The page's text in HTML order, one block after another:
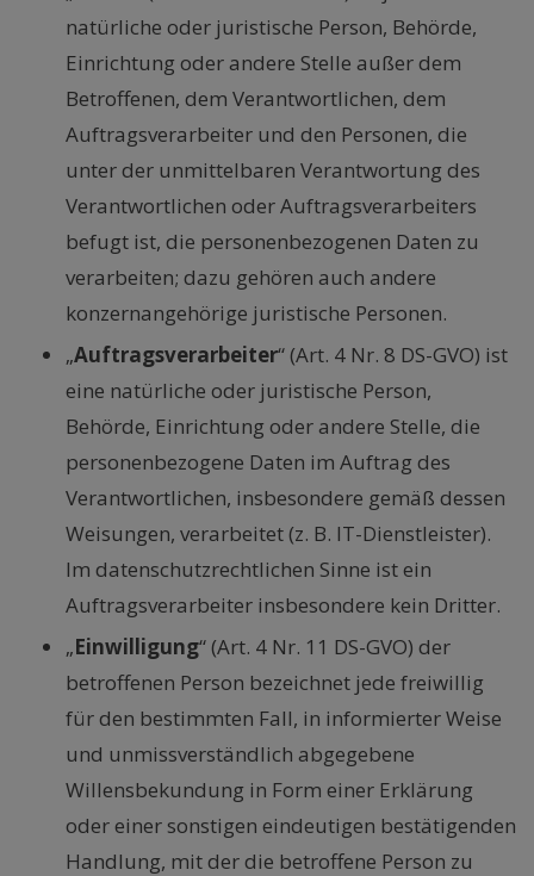
natürliche oder juristische Person, Behörde,
Einrichtung oder andere Stelle außer dem
Betroffenen, dem Verantwortlichen, dem
Auftragsverarbeiter und den Personen, die
unter der unmittelbaren Verantwortung des
Verantwortlichen oder Auftragsverarbeiters
befugt ist, die personenbezogenen Daten zu
verarbeiten; dazu gehören auch andere
konzernangehörige juristische Personen.
„Auftragsverarbeiter“ (Art. 4 Nr. 8 DS-GVO) ist
eine natürliche oder juristische Person,
Behörde, Einrichtung oder andere Stelle, die
personenbezogene Daten im Auftrag des
Verantwortlichen, insbesondere gemäß dessen
Weisungen, verarbeitet (z. B. IT-Dienstleister).
Im datenschutzrechtlichen Sinne ist ein
Auftragsverarbeiter insbesondere kein Dritter.
„Einwilligung“ (Art. 4 Nr. 11 DS-GVO) der
betroffenen Person bezeichnet jede freiwillig
für den bestimmten Fall, in informierter Weise
und unmissverständlich abgegebene
Willensbekundung in Form einer Erklärung
oder einer sonstigen eindeutigen bestätigenden
Handlung, mit der die betroffene Person zu